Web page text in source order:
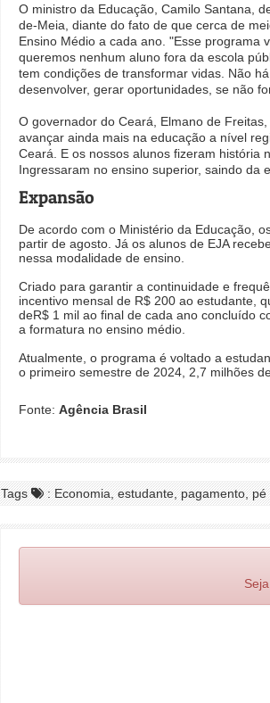
O ministro da Educação, Camilo Santana,
de-Meia, diante do fato de que cerca de
Ensino Médio a cada ano. "Esse programa
queremos nenhum aluno fora da escola
tem condições de transformar vidas. Não
desenvolver, gerar oportunidades, se não
O governador do Ceará, Elmano de
avançar ainda mais na educação a nível
Ceará. E os nossos alunos fizeram história
Ingressaram no ensino superior, saindo da
Expansão
De acordo com o Ministério da Educação,
partir de agosto. Já os alunos de EJA
nessa modalidade de ensino.
Criado para garantir a continuidade e
incentivo mensal de R$ 200 ao estudante,
deR$ 1 mil ao final de cada ano concluído
a formatura no ensino médio.
Atualmente, o programa é voltado a
o primeiro semestre de 2024, 2,7 milhões
Fonte: Agência Brasil
Tags : Economia, estudante, pagamento, pé